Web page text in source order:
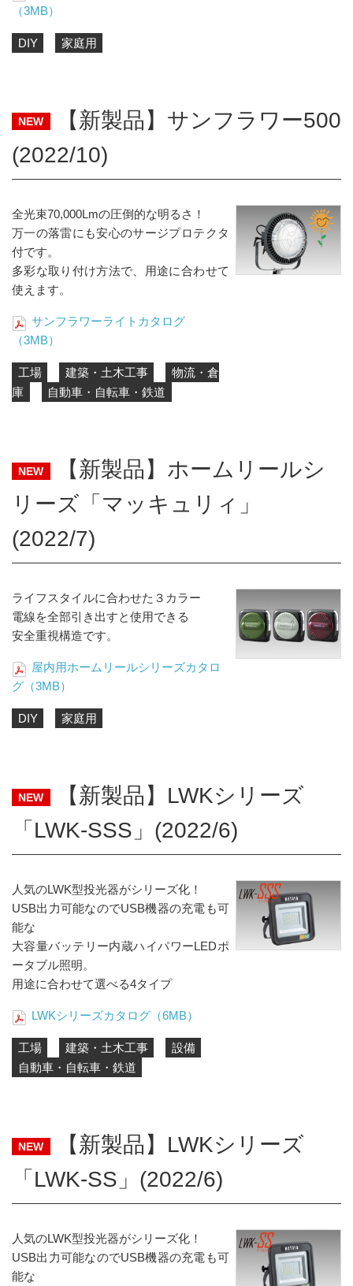
（3MB）
DIY 家庭用
NEW
【新製品】サンフラワー500
(2022/10)
全光束70,000Lmの圧倒的な明るさ！
万一の落雷にも安心のサージプロテクタ
付です。
多彩な取り付け方法で、用途に合わせて
使えます。
サンフラワーライトカタログ
（3MB）
工場 建築・土木工事
物流・倉
庫
自動車・自転車・鉄道
NEW
【新製品】ホームリールシ
リーズ「マッキュリィ」
(2022/7)
ライフスタイルに合わせた３カラー
電線を全部引き出すと使用できる
安全重視構造です。
屋内用ホームリールシリーズカタロ
グ（3MB）
DIY 家庭用
NEW
【新製品】LWKシリーズ
「LWK-SSS」(2022/6)
人気のLWK型投光器がシリーズ化！
USB出力可能なのでUSB機器の充電も可
能な
大容量バッテリー内蔵ハイパワーLEDポ
ータブル照明。
用途に合わせて選べる4タイプ
LWKシリーズカタログ（6MB）
工場 建築・土木工事
設備
自動車・自転車・鉄道
NEW
【新製品】LWKシリーズ
「LWK-SS」(2022/6)
人気のLWK型投光器がシリーズ化！
USB出力可能なのでUSB機器の充電も可
能な